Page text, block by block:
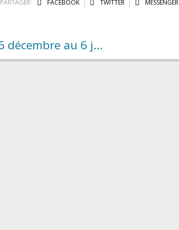
PARTAGER: FACEBOOK TWITTER MESSENGER
Fermeture de la bibliothèque du 26 décembre au 6 janvier